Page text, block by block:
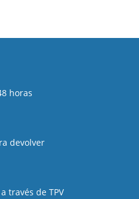
horas
devolver
través de TPV